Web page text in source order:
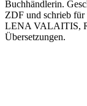
Buchhändlerin.
ZDF und schrieb
LENA VALAITIS,
Übersetzungen.